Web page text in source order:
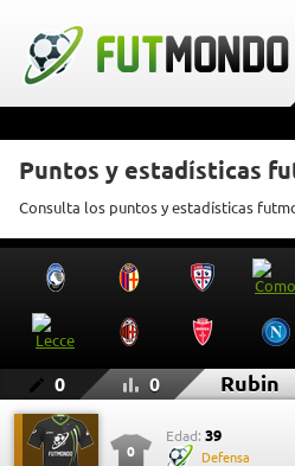
Puntos y estadísticas
Consulta los puntos y estadísticas
0 0 Rubin
0
Edad: 39
Defensa